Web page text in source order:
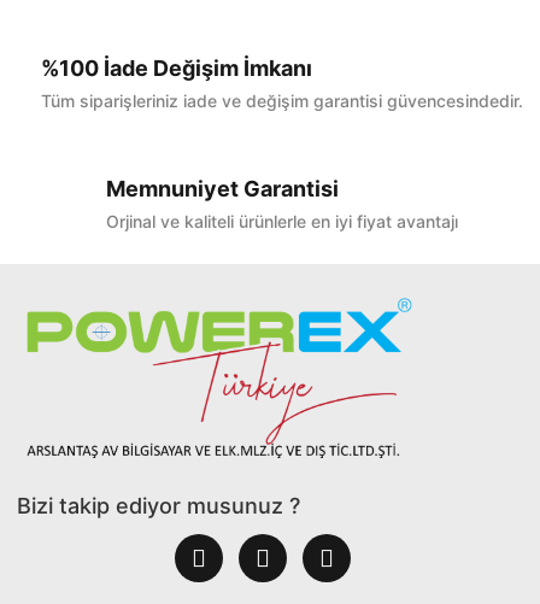
%100 İade Değişim İmkanı
Tüm siparişleriniz iade ve değişim garantisi güvencesindedir.
Memnuniyet Garantisi
Orjinal ve kaliteli ürünlerle en iyi fiyat avantajı
Bizi takip ediyor musunuz ?